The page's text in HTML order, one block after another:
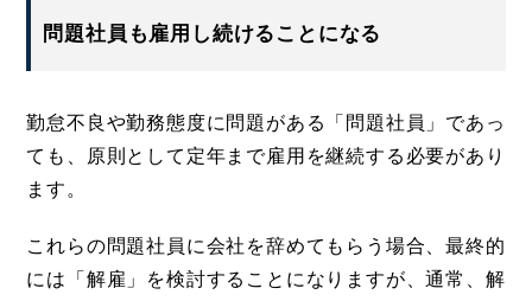
問題社員も雇用し続けることになる
勤怠不良や勤務態度に問題がある「問題社員」であっ
ても、原則として定年まで雇用を継続する必要があり
ます。
これらの問題社員に会社を辞めてもらう場合、最終的
には「解雇」を検討することになりますが、通常、解